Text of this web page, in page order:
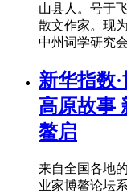
山县人。号于
散文作家。现
中州词学研究
新华指数
高原故事
鳌启
来自全国各地
业家博鳌论坛